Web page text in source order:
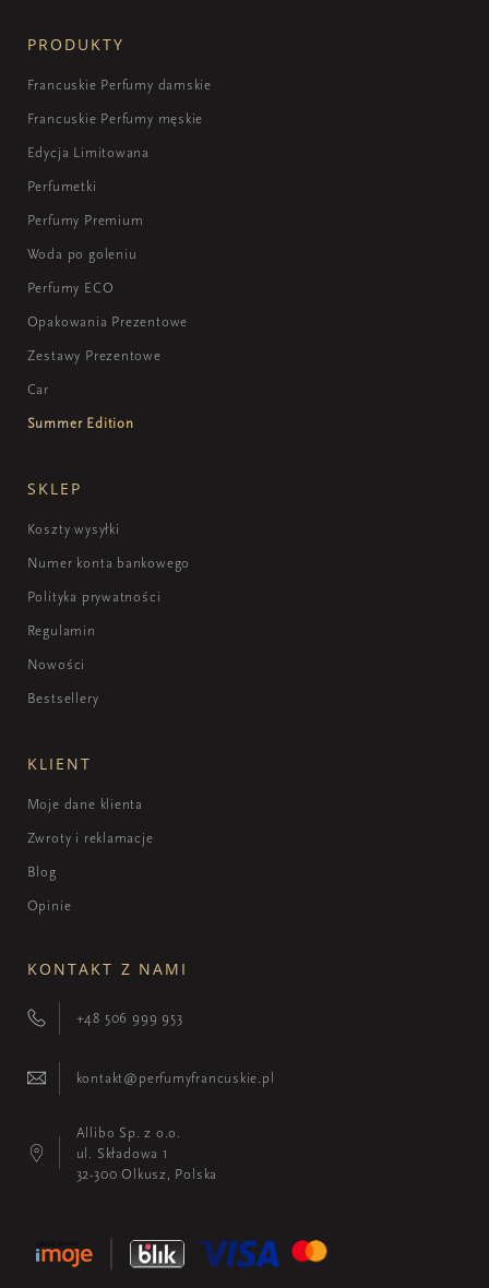
PRODUKTY
Francuskie Perfumy damskie
Francuskie Perfumy męskie
Edycja Limitowana
Perfumetki
Perfumy Premium
Woda po goleniu
Perfumy ECO
Opakowania Prezentowe
Zestawy Prezentowe
Car
Summer Edition
SKLEP
Koszty wysyłki
Numer konta bankowego
Polityka prywatności
Regulamin
Nowości
Bestsellery
KLIENT
Moje dane klienta
Zwroty i reklamacje
Blog
Opinie
KONTAKT Z NAMI
+48 506 999 953
kontakt@perfumyfrancuskie.pl
Allibo Sp. z o.o.
ul. Składowa 1
32-300 Olkusz, Polska